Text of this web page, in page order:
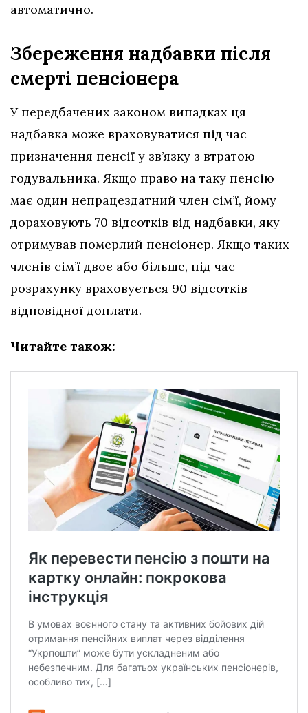
автоматично.
Збереження надбавки після
смерті пенсіонера
У передбачених законом випадках ця
надбавка може враховуватися під час
призначення пенсії у зв’язку з втратою
годувальника. Якщо право на таку пенсію
має один непрацездатний член сім’ї, йому
дораховують 70 відсотків від надбавки, яку
отримував померлий пенсіонер. Якщо таких
членів сім’ї двоє або більше, під час
розрахунку враховується 90 відсотків
відповідної доплати.
Читайте також: